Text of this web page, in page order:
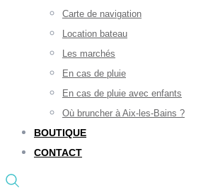
Carte de navigation
Location bateau
Les marchés
En cas de pluie
En cas de pluie avec enfants
Où bruncher à Aix-les-Bains ?
BOUTIQUE
CONTACT